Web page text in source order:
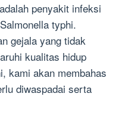
penyakit infeksi
typhi.
gejala yang tidak
kualitas hidup
kami akan membahas
diwaspadai serta